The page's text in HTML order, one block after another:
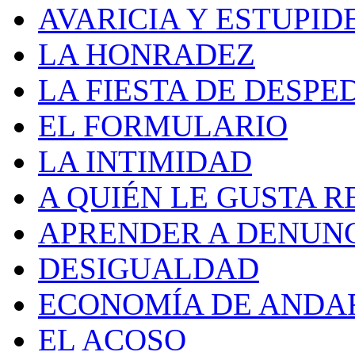
AVARICIA Y
LA HONRADEZ
LA FIESTA DE
EL FORMULARIO
LA INTIMIDAD
A QUIÉN LE GUSTA
APRENDER A
DESIGUALDAD
ECONOMÍA DE
EL ACOSO